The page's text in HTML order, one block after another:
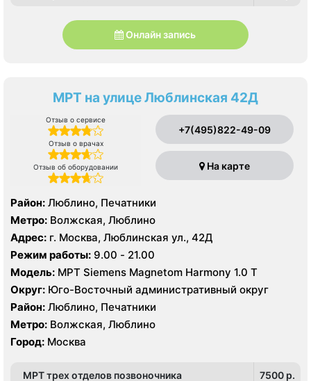
Онлайн запись
МРТ на улице Люблинская 42Д
Отзыв о сервисе
Отзыв о врачах
Отзыв об оборудовании
+7(495)822-49-09
На карте
Район: Люблино, Печатники
Метро: Волжская, Люблино
Адрес: г. Москва, Люблинская ул., 42Д
Режим работы:
9.00 - 21.00
Модель: МРТ Siemens Magnetom Harmony 1.0 Т
Округ: Юго-Восточный административный округ
Район: Люблино, Печатники
Метро: Волжская, Люблино
Город: Москва
МРТ трех отделов позвоночника 7500 p.